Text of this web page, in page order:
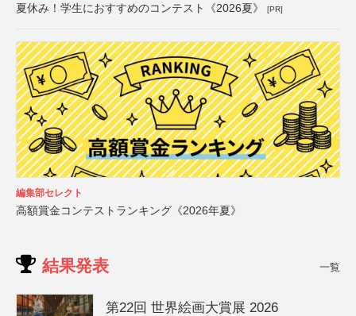
夏休み！学生におすすめのコンテスト《2026夏》 [PR]
編集部セレクト
高額賞金コンテストランキング《2026年夏》
結果発表 一覧
第22回 世界絵画大賞展 2026